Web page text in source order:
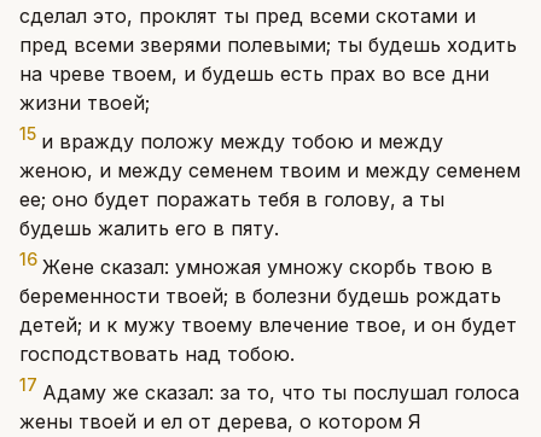
сделал это, проклят ты пред всеми скотами и
пред всеми зверями полевыми; ты будешь ходить
на чреве твоем, и будешь есть прах во все дни
жизни твоей;
15 и вражду положу между тобою и между
женою, и между семенем твоим и между семенем
ее; оно будет поражать тебя в голову, а ты
будешь жалить его в пяту.
16 Жене сказал: умножая умножу скорбь твою в
беременности твоей; в болезни будешь рождать
детей; и к мужу твоему влечение твое, и он будет
господствовать над тобою.
17 Адаму же сказал: за то, что ты послушал голоса
жены твоей и ел от дерева, о котором Я